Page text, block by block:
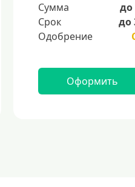
Сумма
до
Срок
до
Одобрение
Оформить